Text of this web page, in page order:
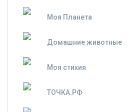
Моя Планета
Домашние животные
Моя стихия
ТОЧКА.РФ